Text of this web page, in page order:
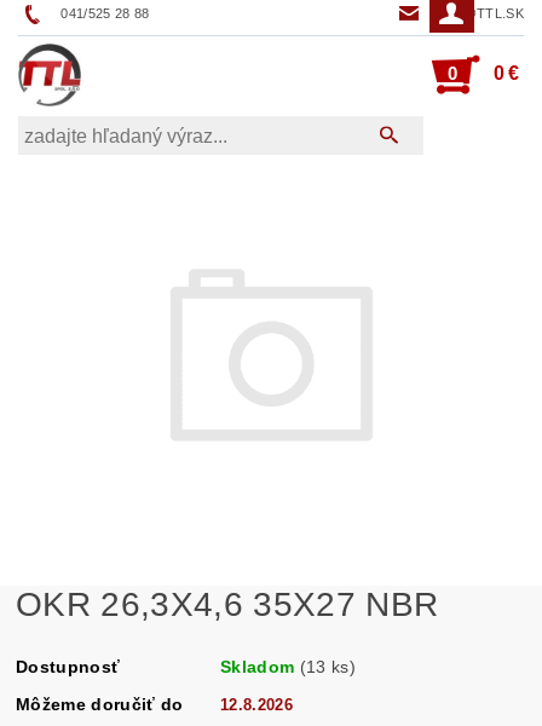
041/525 28 88 TTL@TTL.SK
0 0 €
OKR 26,3X4,6 35X27 NBR
Dostupnosť Skladom (13 ks)
Môžeme doručiť do
12.8.2026